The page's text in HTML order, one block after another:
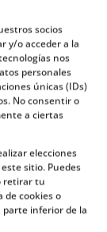
socios
y/o acceder a la
nos
personales
únicas (IDs)
No consentir o
a ciertas
elecciones
sitio. Puedes
retirar tu
de cookies o
parte inferior de la
abierto
se
Si
quedas
un